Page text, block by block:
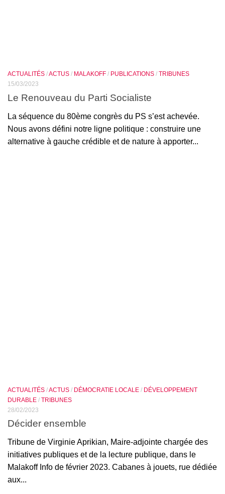
ACTUALITÉS /ACTUS / MALAKOFF / PUBLICATIONS / TRIBUNES
15/03/2023
Le Renouveau du Parti Socialiste
La séquence du 80ème congrès du PS s’est achevée.
Nous avons défini notre ligne politique : construire une
alternative à gauche crédible et de nature à apporter...
ACTUALITÉS /ACTUS / DÉMOCRATIE LOCALE / DÉVELOPPEMENT
DURABLE / TRIBUNES
28/02/2023
Décider ensemble
Tribune de Virginie Aprikian, Maire-adjointe chargée des
initiatives publiques et de la lecture publique, dans le
Malakoff Info de février 2023. Cabanes à jouets, rue dédiée
aux...